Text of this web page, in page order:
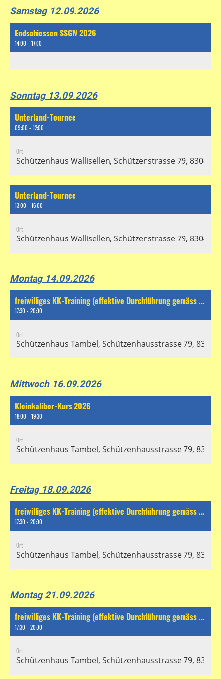
Samstag 12.09.2026
Endschiessen SSGW 2026
14:00 - 17:00
Sonntag 13.09.2026
Unterland-Tournee
09:00 - 12:00
Ort
Schützenhaus Wallisellen, Schützenstrasse 79, 8304
Unterland-Tournee
13:00 - 16:00
Ort
Schützenhaus Wallisellen, Schützenstrasse 79, 8304
Montag 14.09.2026
freiwilliges KK-Training (effektive Durchführung gemäss separatem Chat)
17:30 - 20:00
Ort
Schützenhaus Tambel, Schützenhausstrasse 79, 8304
Mittwoch 16.09.2026
Kleinkaliber-Kurs 2026
18:00 - 19:30
Ort
Schützenhaus Tambel, Schützenhausstrasse 79, 8304
Freitag 18.09.2026
freiwilliges KK-Training (effektive Durchführung gemäss separatem Chat)
17:30 - 20:00
Ort
Schützenhaus Tambel, Schützenhausstrasse 79, 8304
Montag 21.09.2026
freiwilliges KK-Training (effektive Durchführung gemäss separatem Chat)
17:30 - 20:00
Ort
Schützenhaus Tambel, Schützenhausstrasse 79, 8304